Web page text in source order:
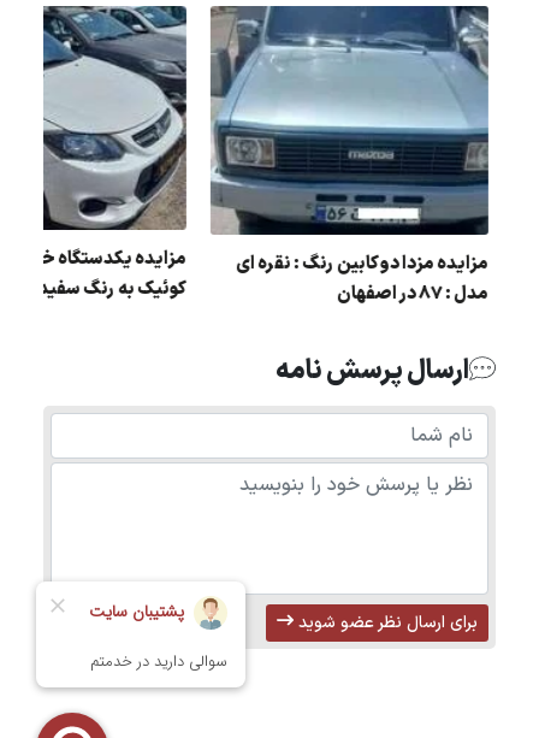
مزایده یکدستگاه
کوئیک به رنگ سفید مدل
مزایده مزدا دو کابین رنگ : نقره ای
مدل : 87 در اصفهان
ارسال پرسش نامه
برای ارسال نظر عضو شوید